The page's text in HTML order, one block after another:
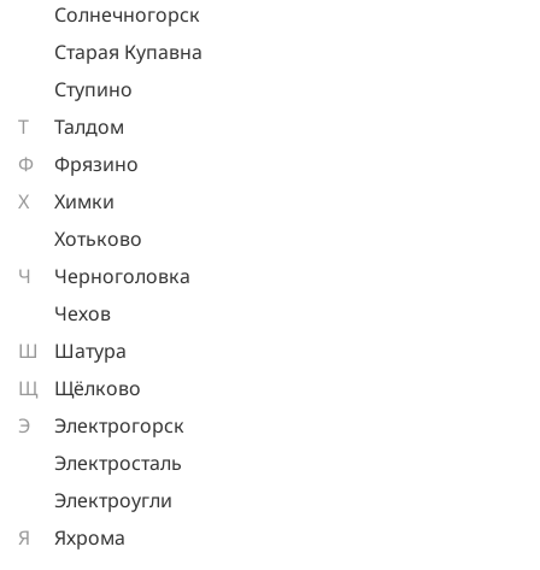
Солнечногорск
Старая Купавна
Ступино
Т
Талдом
Ф
Фрязино
Х
Химки
Хотьково
Ч
Черноголовка
Чехов
Ш
Шатура
Щ
Щёлково
Э
Электрогорск
Электросталь
Электроугли
Я
Яхрома